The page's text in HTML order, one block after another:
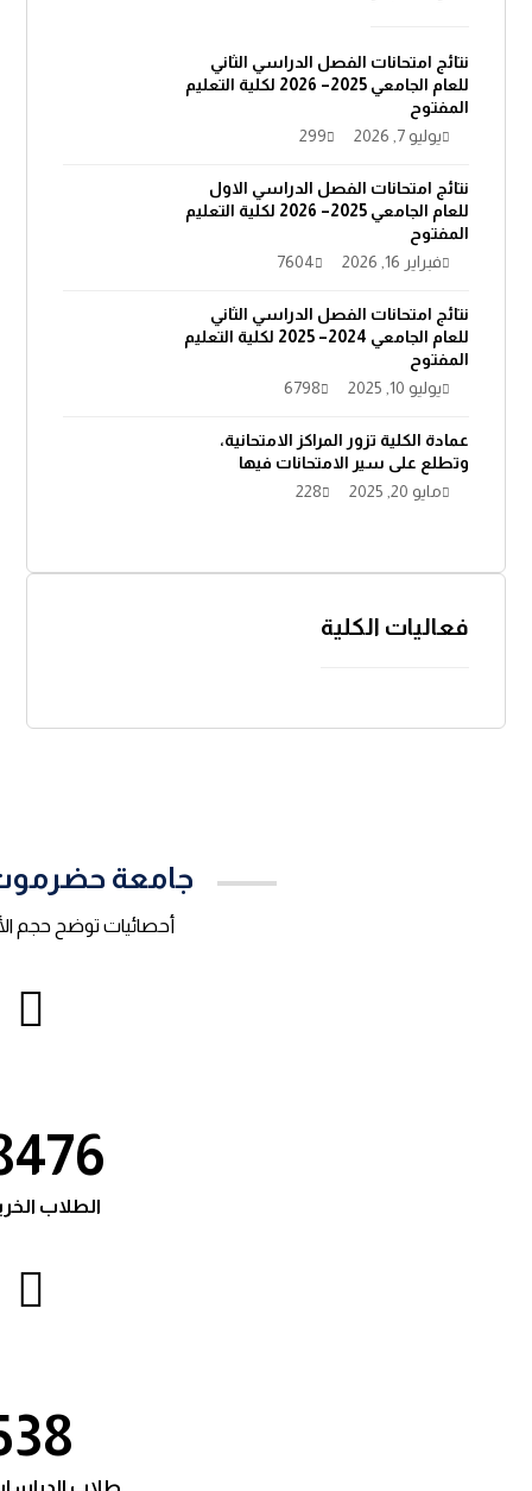
نتائج امتحانات الفصل الدراسي الثاني
للعام الجامعي 2025– 2026 لكلية التعليم
المفتوح
يوليو 7, 2026
299
نتائج امتحانات الفصل الدراسي الاول
للعام الجامعي 2025– 2026 لكلية التعليم
المفتوح
فبراير 16, 2026
7604
نتائج امتحانات الفصل الدراسي الثاني
للعام الجامعي 2024– 2025 لكلية التعليم
المفتوح
يوليو 10, 2025
6798
عمادة الكلية تزور المراكز الامتحانية،
وتطلع على سير الامتحانات فيها
مايو 20, 2025
228
فعاليات الكلية
جامعة
أحصائيات توضح حجم
الطلاب
طلاب